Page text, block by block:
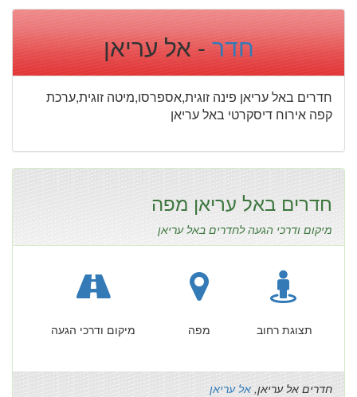
חדר- אל עריאן
חדרים באל עריאן פינה זוגית,אספרסו,מיטה זוגית,ערכת
קפה אירוח דיסקרטי באל עריאן
חדרים באל עריאן מפה
מיקום ודרכי הגעה לחדרים באל עריאן
תצוגת רחוב מפה מיקום ודרכי הגעה
חדרים אל עריאן, אל עריאן